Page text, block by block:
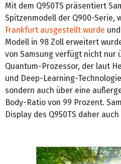
Mit dem Q950TS präsentiert
Spitzenmodell der Q900-Serie,
Frankfurt ausgestellt wurde
Modell in 98 Zoll erweitert
von Samsung verfügt nicht nur
Quantum-Prozessor, der laut
und Deep-Lear­ning-
sondern auch über eine
Body-Ratio von 99 Prozent.
Display des Q950TS daher